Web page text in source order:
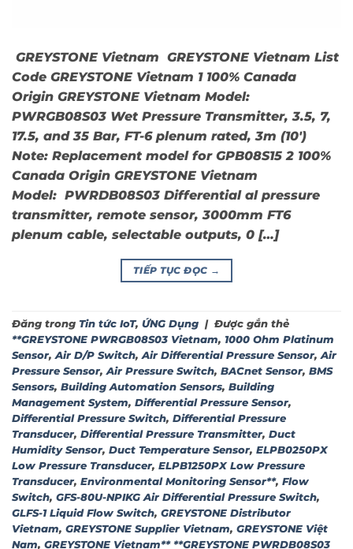
GREYSTONE Vietnam GREYSTONE Vietnam List
Code GREYSTONE Vietnam 1 100% Canada
Origin GREYSTONE Vietnam Model:
PWRGB08S03 Wet Pressure Transmitter, 3.5, 7,
17.5, and 35 Bar, FT-6 plenum rated, 3m (10′)
Note: Replacement model for GPB08S15 2 100%
Canada Origin GREYSTONE Vietnam
Model: PWRDB08S03 Differential al pressure
transmitter, remote sensor, 3000mm FT6
plenum cable, selectable outputs, 0 […]
TIẾP TỤC ĐỌC →
Đăng trong Tin tức IoT, ỨNG Dụng | Được gắn thẻ
**GREYSTONE PWRGB08S03 Vietnam, 1000 Ohm Platinum
Sensor,Air D/P Switch,Air Differential Pressure Sensor,Air
Pressure Sensor,Air Pressure Switch, BACnet Sensor, BMS
Sensors, Building Automation Sensors, Building
Management System, Differential Pressure Sensor,
Differential Pressure Switch, Differential Pressure
Transducer, Differential Pressure Transmitter, Duct
Humidity Sensor, Duct Temperature Sensor, ELPB0250PX
Low Pressure Transducer, ELPB1250PX Low Pressure
Transducer, Environmental Monitoring Sensor**, Flow
Switch, GFS-80U-NPIKG Air Differential Pressure Switch,
GLFS-1 Liquid Flow Switch, GREYSTONE Distributor
Vietnam, GREYSTONE Supplier Vietnam, GREYSTONE Việt
Nam, GREYSTONE Vietnam** **GREYSTONE PWRDB08S03